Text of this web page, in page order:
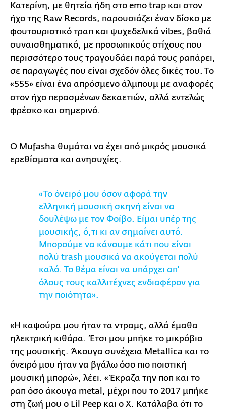
Κατερίνη, με θητεία ήδη στο emo trap και στον
ήχο της Raw Records, παρουσιάζει έναν δίσκο με
φουτουριστικό τραπ και ψυχεδελικά vibes, βαθιά
συναισθηματικό, με προσωπικούς στίχους που
περισσότερο τους τραγουδάει παρά τους ραπάρει,
σε παραγωγές που είναι σχεδόν όλες δικές του. Το
«555» είναι ένα απρόσμενο άλμπουμ με αναφορές
στον ήχο περασμένων δεκαετιών, αλλά εντελώς
φρέσκο και σημερινό.
Ο Mufasha θυμάται να έχει από μικρός μουσικά
ερεθίσματα και ανησυχίες.
«Το όνειρό μου όσον αφορά την
ελληνική μουσική σκηνή είναι να
δουλέψω με τον Φοίβο. Είμαι υπέρ της
μουσικής, ό,τι κι αν σημαίνει αυτό.
Μπορούμε να κάνουμε κάτι που είναι
πολύ trash μουσικά να ακούγεται πολύ
καλό. Το θέμα είναι να υπάρχει απ'
όλους τους καλλιτέχνες ενδιαφέρον για
την ποιότητα».
«Η καψούρα μου ήταν τα ντραμς, αλλά έμαθα
ηλεκτρική κιθάρα. Έτσι μου μπήκε το μικρόβιο
της μουσικής. Άκουγα συνέχεια Metallica και το
όνειρό μου ήταν να βγάλω όσο πιο ποιοτική
μουσική μπορώ», λέει. «Έκραζα την ποπ και το
ραπ όσο άκουγα metal, μέχρι που το 2017 μπήκε
στη ζωή μου ο Lil Peep και ο X. Κατάλαβα ότι το